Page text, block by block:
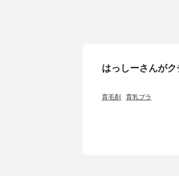
はっしーさんが
育毛剤 育乳ブラ